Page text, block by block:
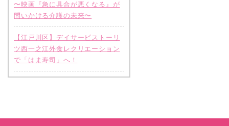
〜映画『急に具合が悪くなる』が
問いかける介護の未来〜
【江戸川区】デイサービストーリ
ツ西一之江外食レクリエーション
で「はま寿司」へ！